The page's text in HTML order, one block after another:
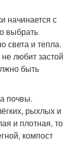
начинается с
выбрать
света и тепла.
любит застой
быть
почвы.
рыхлых и
и плотная, то
компост